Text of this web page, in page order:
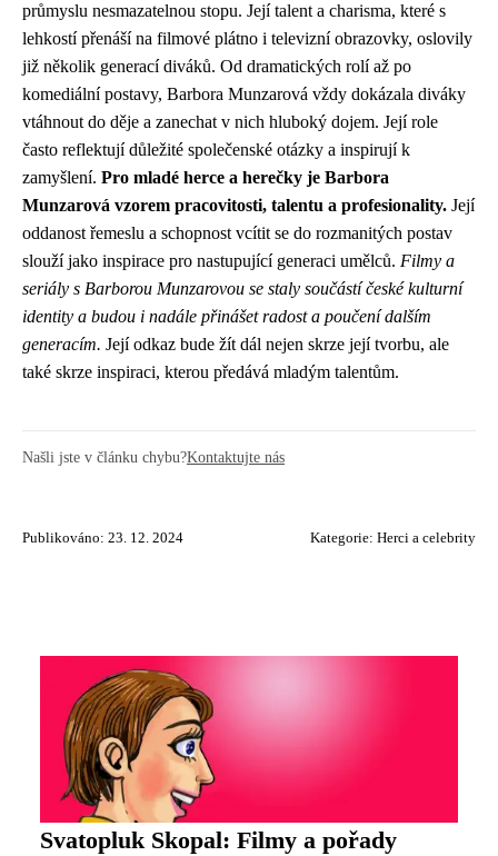
průmyslu nesmazatelnou stopu. Její talent a charisma, které s
lehkostí přenáší na filmové plátno i televizní obrazovky, oslovily
již několik generací diváků. Od dramatických rolí až po
komediální postavy, Barbora Munzarová vždy dokázala diváky
vtáhnout do děje a zanechat v nich hluboký dojem. Její role
často reflektují důležité společenské otázky a inspirují k
zamyšlení. Pro mladé herce a herečky je Barbora
Munzarová vzorem pracovitosti, talentu a profesionality. Její
oddanost řemeslu a schopnost vcítit se do rozmanitých postav
slouží jako inspirace pro nastupující generaci umělců. Filmy a
seriály s Barborou Munzarovou se staly součástí české kulturní
identity a budou i nadále přinášet radost a poučení dalším
generacím. Její odkaz bude žít dál nejen skrze její tvorbu, ale
také skrze inspiraci, kterou předává mladým talentům.
Našli jste v článku chybu?Kontaktujte nás
Publikováno: 23. 12. 2024 Kategorie: Herci a celebrity
Svatopluk Skopal: Filmy a pořady